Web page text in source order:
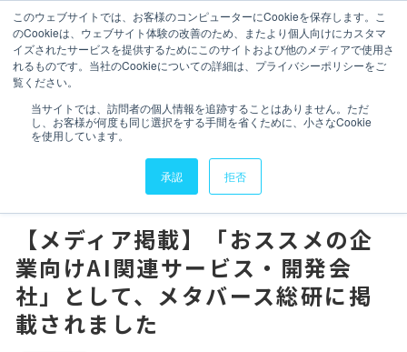
このウェブサイトでは、お客様のコンピューターにCookieを保存します。こ
のCookieは、ウェブサイト体験の改善のため、またより個人向けにカスタマ
イズされたサービスを提供するためにこのサイトおよび他のメディアで使用さ
れるものです。当社のCookieについての詳細は、プライバシーポリシーをご
覧ください。
当サイトでは、訪問者の個人情報を追跡することはありません。ただ
し、お客様が何度も同じ選択をする手間を省くために、小さなCookie
を使用しています。
承認 拒否
会社情報
サービス
セミナーアーカイブ
データスペシャリスト
IR情報
会社情報
セミナーアーカイブ
データスペシャリスト
TOP ニュース
メディア掲載
【メディア掲載】「おススメの企業向けAI関連サービス・開発
【メディア掲載】「おススメの企
業向けAI関連サービス・開発会
社」として、メタバース総研に掲
載されました